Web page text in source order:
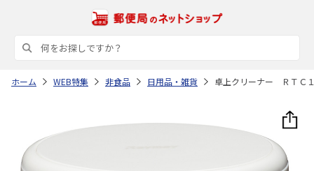
ホーム WEB特集 非食品 日用品・雑貨 卓上クリーナー ＲＴＣ